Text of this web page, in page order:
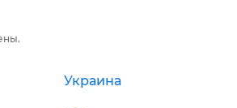
Украина